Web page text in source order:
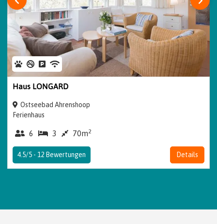
Haus LONGARD
Ostseebad Ahrenshoop
Ferienhaus
6 3 70m2
Details
4.5/5 - 12 Bewertungen